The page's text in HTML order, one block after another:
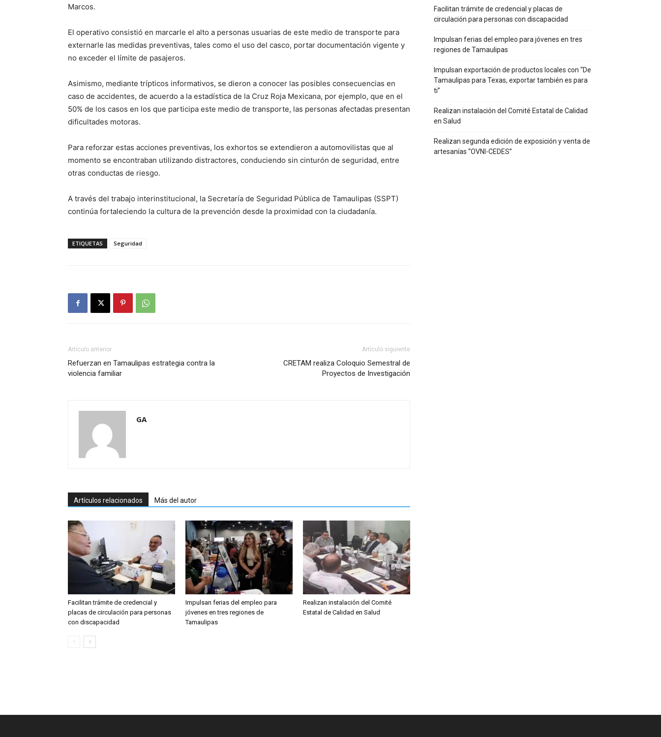
Marcos.
El operativo consistió en marcarle el alto a personas usuarias de este medio de transporte para
externarle las medidas preventivas, tales como el uso del casco, portar documentación vigente y
no exceder el límite de pasajeros.
Asimismo, mediante trípticos informativos, se dieron a conocer las posibles consecuencias en
caso de accidentes, de acuerdo a la estadística de la Cruz Roja Mexicana, por ejemplo, que en el
50% de los casos en los que participa este medio de transporte, las personas afectadas presentan
dificultades motoras.
Para reforzar estas acciones preventivas, los exhortos se extendieron a automovilistas que al
momento se encontraban utilizando distractores, conduciendo sin cinturón de seguridad, entre
otras conductas de riesgo.
A través del trabajo interinstitucional, la Secretaría de Seguridad Pública de Tamaulipas (SSPT)
continúa fortaleciendo la cultura de la prevención desde la proximidad con la ciudadanía.
ETIQUETAS Seguridad
Artículo anterior
Refuerzan en Tamaulipas estrategia contra la
violencia familiar
Artículo siguiente
CRETAM realiza Coloquio Semestral de
Proyectos de Investigación
GA
Artículos relacionados Más del autor
Facilitan trámite de credencial y
placas de circulación para personas
con discapacidad
Impulsan ferias del empleo para
jóvenes en tres regiones de
Tamaulipas
Realizan instalación del Comité
Estatal de Calidad en Salud
Facilitan trámite de credencial y placas de
circulación para personas con discapacidad
Impulsan ferias del empleo para jóvenes en tres
regiones de Tamaulipas
Impulsan exportación de productos locales con “De
Tamaulipas para Texas, exportar también es para
ti”
Realizan instalación del Comité Estatal de Calidad
en Salud
Realizan segunda edición de exposición y venta de
artesanías “OVNI-CEDES”